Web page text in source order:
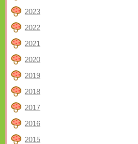
2023
2022
2021
2020
2019
2018
2017
2016
2015